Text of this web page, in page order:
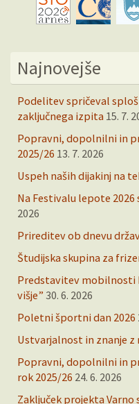
Najnovejše
Podelitev spričeval
zaključnega izpita 15. 7.
Popravni, dopolnilni in
2025/26 13. 7. 2026
Uspeh naših dijakinj na
Na Festivalu lepote
2026
Prireditev ob dnevu
Študijska skupina za
Predstavitev mobilnosti
višje” 30. 6. 2026
Poletni športni dan 2026
Ustvarjalnost in znanje z
Popravni, dopolnilni in
rok 2025/26 24. 6. 2026
Zaključek projekta Varno